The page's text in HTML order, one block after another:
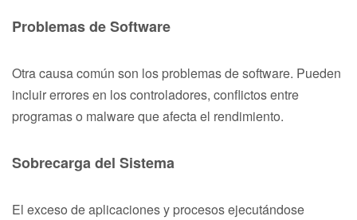
Problemas de Software
Otra causa común son los problemas de software. Pueden
incluir errores en los controladores, conflictos entre
programas o malware que afecta el rendimiento.
Sobrecarga del Sistema
El exceso de aplicaciones y procesos ejecutándose